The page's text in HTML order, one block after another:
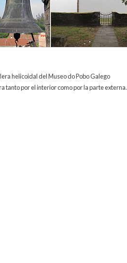
helicoidal del Museo do Pobo Galego
tanto por el interior como por la parte externa.